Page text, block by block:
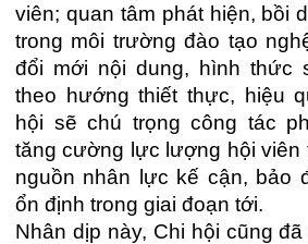
viên; quan tâm phát hiện, bồi
trong môi trường đào tạo
đổi mới nội dung, hình thức
theo hướng thiết thực, hiệu
hội sẽ chú trọng công tác
tăng cường lực lượng hội viên
nguồn nhân lực kế cận, bảo
ổn định trong giai đoạn tới.
Nhân dịp này, Chi hội cũng